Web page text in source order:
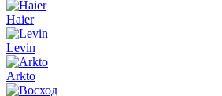
Haier
Levin
Arkto